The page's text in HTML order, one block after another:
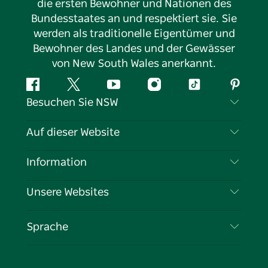
die ersten Bewohner und Nationen des
Bundesstaates an und respektiert sie. Sie
werden als traditionelle Eigentümer und
Bewohner des Landes und der Gewässer
von New South Wales anerkannt.
FacebookTwitter YouTubeInstagramTikTok
Besuchen Sie NSW
Kontaktieren Sie uns
Cookie-Hinweis
Auf dieser Website
Reiseziele
Veranstaltungen
Information
Reiseinformationen
Unternehmen in NSW
Unsere Websites
Sprache